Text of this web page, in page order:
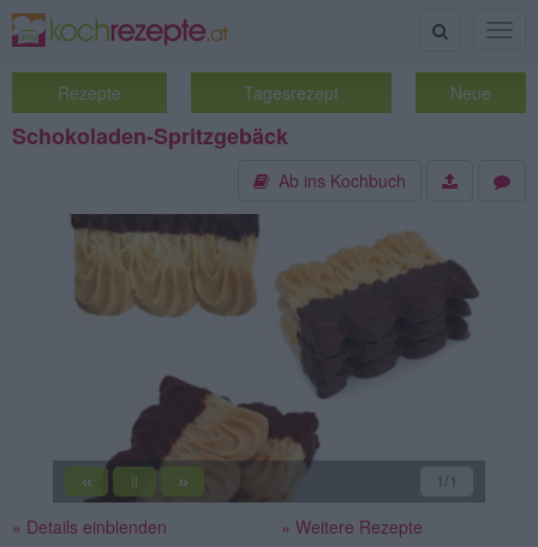
Suche
Rezepte Tagesrezept Neue
Schokoladen-Spritzgebäck
Ab ins Kochbuch
« || » 1/1
» Details einblenden » Weitere Rezepte